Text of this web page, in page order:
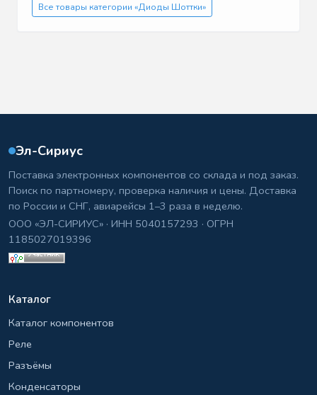
Все товары категории «Диоды Шоттки»
Эл-Сириус
Поставка электронных компонентов со склада и под заказ.
Поиск по партномеру, проверка наличия и цены. Доставка
по России и СНГ, авиарейсы 1–3 раза в неделю.
ООО «ЭЛ-СИРИУС» · ИНН 5040157293 · ОГРН
1185027019396
Каталог
Каталог компонентов
Реле
Разъёмы
Конденсаторы